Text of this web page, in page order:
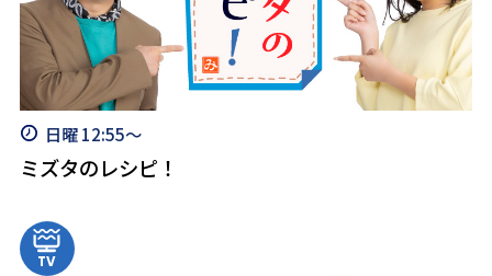
日曜 12:55～
ミズタのレシピ！